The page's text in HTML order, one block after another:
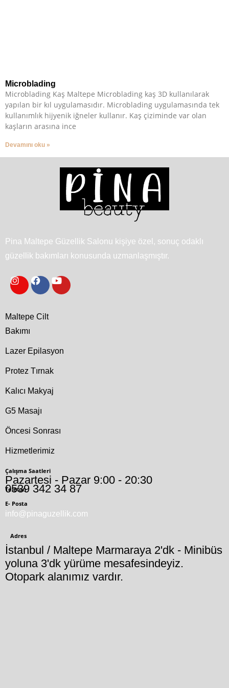
Microblading
Microblading Kaş Maltepe Microblading kaş 3D kullanılarak
yapılan bir kıl uygulamasıdır. Microblading uygulamasında tek
kullanımlık hijyenik iğneler kullanır. Kaş çiziminde var olan
kaşların arasına ince
Devamını oku »
Pina Maltepe Güzellik Salonu kişiye özel, sonuç odaklı
güzellik bakımları konusunda uzmanlaşmıştır.
Maltepe Cilt
Bakımı
Lazer Epilasyon
Protez Tırnak
Kalıcı Makyaj
G5 Masajı
Öncesi Sonrası
Hizmetlerimiz
Çalışma Saatleri
Pazartesi - Pazar 9:00 - 20:30
Telefon
0539 342 34 87
E- Posta
info@pinaguzellik.com
Adres
İstanbul / Maltepe Marmaraya 2'dk - Minibüs
yoluna 3'dk yürüme mesafesindeyiz.
Otopark alanımız vardır.